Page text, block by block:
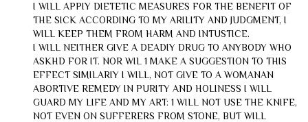
I WILL APPIY DIETETIC MEASURES FOR THE BENEFIT OF
THE SICK ACCORDING TO MY ARILITY AND JUDGMENT, I
WILL KEEP THEM FROM HARM AND INTUSTICE.
I WILL NEITHER GIVE A DEADIY DRUG TO ANYBODY WHO
ASKHD FOR IT. NOR WIL 1 MAKE A SUGGESTION TO THIS
EFFECT SIMILARIY I WILL, NOT GIVE TO A WOMANAN
ABORTIVE REMEDY IN PURITY AND HOLINESS I WILL
GUARD MY LIFE AND MY ART: 1 WILL NOT USE THE KNIFE,
NOT EVEN ON SUFFERERS FROM STONE, BUT WILL